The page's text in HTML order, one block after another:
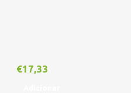
€17,33